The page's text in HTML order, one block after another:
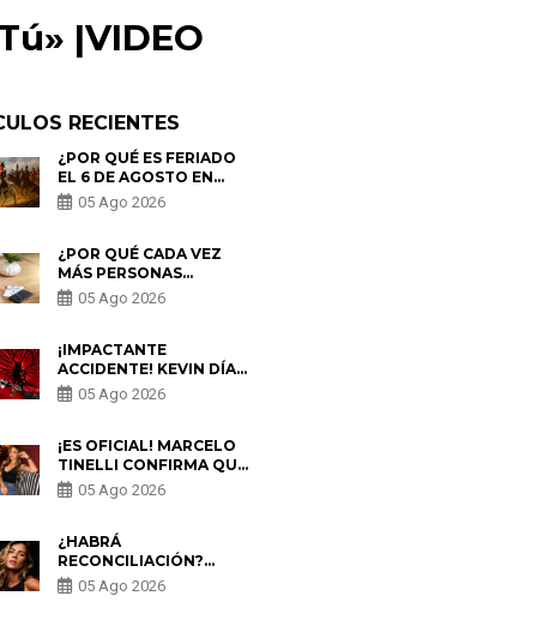
|VIDEO
RECIENTES
¿POR QUÉ ES FERIADO
EL 6 DE AGOSTO EN
PERÚ? ESTA ES LA
HISTORIA
05 Ago 2026
¿POR QUÉ CADA VEZ
MÁS PERSONAS
UTILIZAN UNA VPN
PARA PROTEGER SU
05 Ago 2026
¡IMPACTANTE
ACCIDENTE! KEVIN DÍAZ
CAE DESDE OCHO
METROS EN “ESTO ES
PREOCUPACIÓN
05 Ago 2026
¡ES OFICIAL! MARCELO
TINELLI CONFIRMA QUE
REGRESÓ CON MILETT
FIGUEROA: “EL AMOR
05 Ago 2026
¿HABRÁ
RECONCILIACIÓN?
MARIO HART ADMITE
QUE PODRÍA VOLVER
05 Ago 2026